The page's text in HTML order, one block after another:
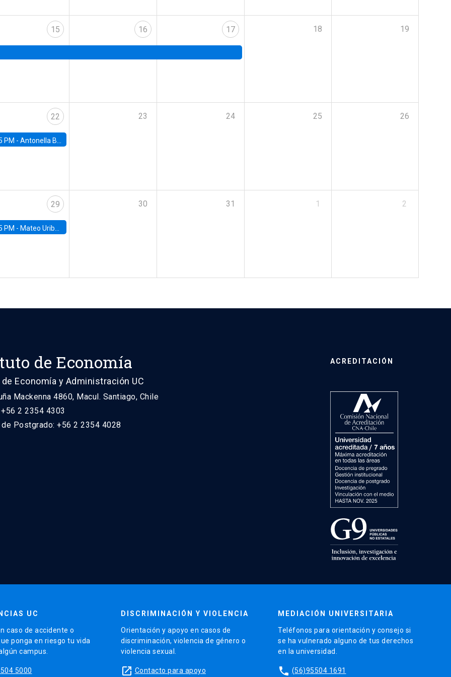
15 16 17 18 19
22
PM -Antonella Bancalari, Institute for Fiscal Studies (IFS) and Research Associate at University College London (UCL)
23 24 25 26
29
PM - Mateo Uribe-Castro, Universidad de los Andes (Colombia)
30 31 1 2
de Economía
Economía y Administración UC
Mackenna 4860, Macul. Santiago, Chile
2 2354 4303
Postgrado: +56 2 2354 4028
ACREDITACIÓN
UC
caso de accidente o
ponga en riesgo tu vida
campus.
5000
DISCRIMINACIÓN Y VIOLENCIA
Orientación y apoyo en casos de
discriminación, violencia de género o
violencia sexual.
launch Contacto para apoyo
MEDIACIÓN UNIVERSITARIA
Teléfonos para orientación y consejo si
se ha vulnerado alguno de tus derechos
en la universidad.
phone (56)95504 1691